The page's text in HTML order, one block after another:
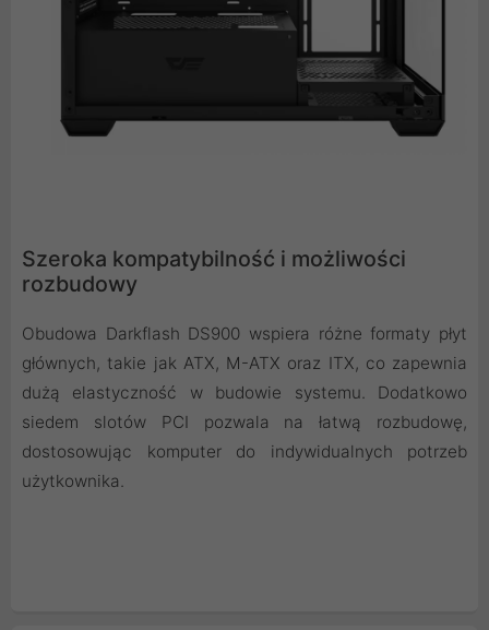
Szeroka kompatybilność i możliwości
rozbudowy
Obudowa Darkflash DS900 wspiera różne formaty płyt
głównych, takie jak ATX, M-ATX oraz ITX, co zapewnia
dużą elastyczność w budowie systemu. Dodatkowo
siedem slotów PCI pozwala na łatwą rozbudowę,
dostosowując komputer do indywidualnych potrzeb
użytkownika.